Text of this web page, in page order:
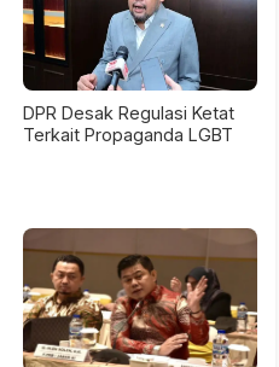
DPR Desak Regulasi Ketat
Terkait Propaganda LGBT